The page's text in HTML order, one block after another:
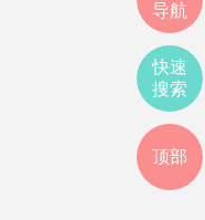
导航
快速
搜索
顶部